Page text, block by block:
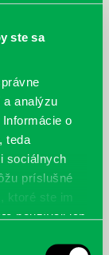
ste sa
a analýzu
o
teda
sociálnych
príslušné
ktoré ste im
používali ich